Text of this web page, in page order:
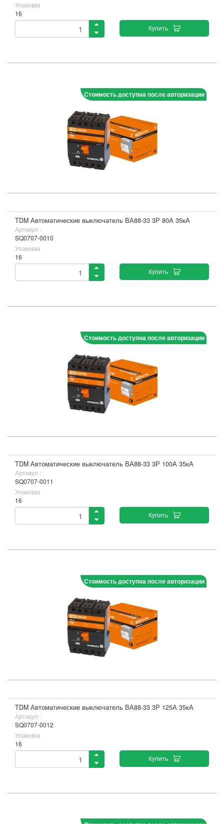
Упаковка
16
Купить
Стоимость доступна после авторизации
TDM Автоматические выключатель ВА88-33 3Р 80А 35кА
Артикул :
SQ0707-0010
Упаковка
16
Купить
Стоимость доступна после авторизации
TDM Автоматические выключатель ВА88-33 3Р 100А 35кА
Артикул :
SQ0707-0011
Упаковка
16
Купить
Стоимость доступна после авторизации
TDM Автоматические выключатель ВА88-33 3Р 125А 35кА
Артикул :
SQ0707-0012
Упаковка
16
Купить